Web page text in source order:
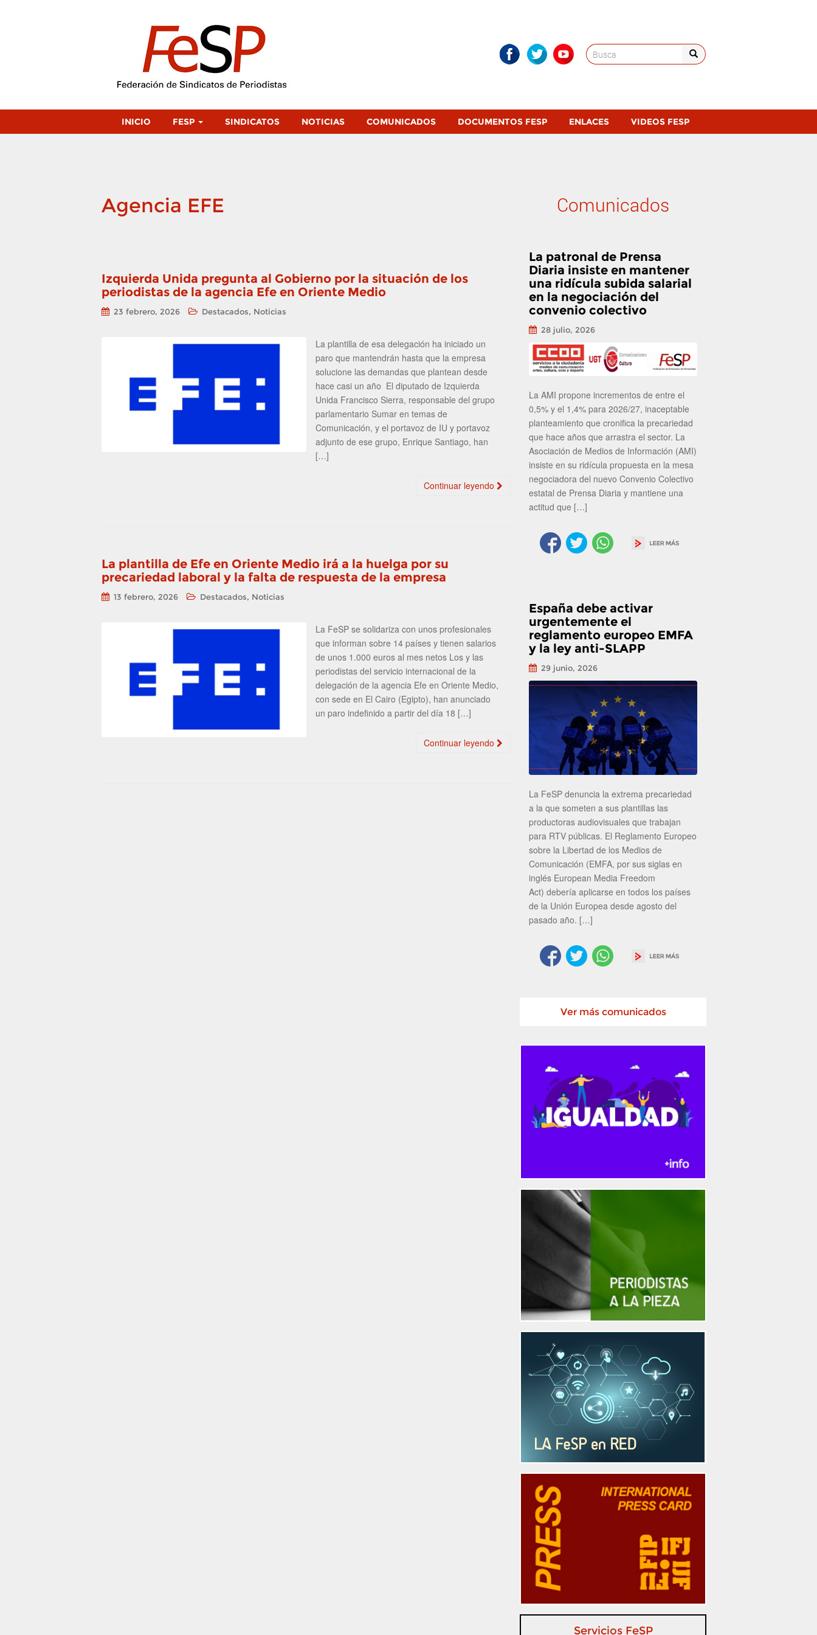
Search
for:
INICIO FESP SINDICATOS NOTICIAS COMUNICADOS DOCUMENTOS FESP ENLACES VIDEOS FESP
Agencia EFE
Izquierda Unida pregunta al Gobierno por la situación de los
periodistas de la agencia Efe en Oriente Medio
23 febrero, 2026 Destacados, Noticias
La plantilla de esa delegación ha iniciado un
paro que mantendrán hasta que la empresa
solucione las demandas que plantean desde
hace casi un año El diputado de Izquierda
Unida Francisco Sierra, responsable del grupo
parlamentario Sumar en temas de
Comunicación, y el portavoz de IU y portavoz
adjunto de ese grupo, Enrique Santiago, han
[…]
Continuar leyendo
La plantilla de Efe en Oriente Medio irá a la huelga por su
precariedad laboral y la falta de respuesta de la empresa
13 febrero, 2026 Destacados, Noticias
La FeSP se solidariza con unos profesionales
que informan sobre 14 países y tienen salarios
de unos 1.000 euros al mes netos Los y las
periodistas del servicio internacional de la
delegación de la agencia Efe en Oriente Medio,
con sede en El Cairo (Egipto), han anunciado
un paro indefinido a partir del día 18 […]
Continuar leyendo
Comunicados
La patronal de Prensa
Diaria insiste en mantener
una ridícula subida salarial
en la negociación del
convenio colectivo
28 julio, 2026
La AMI propone incrementos de entre el
0,5% y el 1,4% para 2026/27, inaceptable
planteamiento que cronifica la precariedad
que hace años que arrastra el sector. La
Asociación de Medios de Información (AMI)
insiste en su ridícula propuesta en la mesa
negociadora del nuevo Convenio Colectivo
estatal de Prensa Diaria y mantiene una
actitud que […]
España debe activar
urgentemente el
reglamento europeo EMFA
y la ley anti-SLAPP
29 junio, 2026
La FeSP denuncia la extrema precariedad
a la que someten a sus plantillas las
productoras audiovisuales que trabajan
para RTV públicas. El Reglamento Europeo
sobre la Libertad de los Medios de
Comunicación (EMFA, por sus siglas en
inglés European Media Freedom
Act) debería aplicarse en todos los países
de la Unión Europea desde agosto del
pasado año. […]
Ver más comunicados
Servicios FeSP